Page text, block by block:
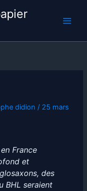
didion / 25 mars
France
et
des
BHL seraient